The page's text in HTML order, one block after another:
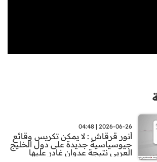
2026-06-26 | 04:48
أنور قرقاش : لا يمكن تكريس وقائع
جيوسياسية جديدة على دول الخليج
العربي نتيجة عدوان غادر عليها